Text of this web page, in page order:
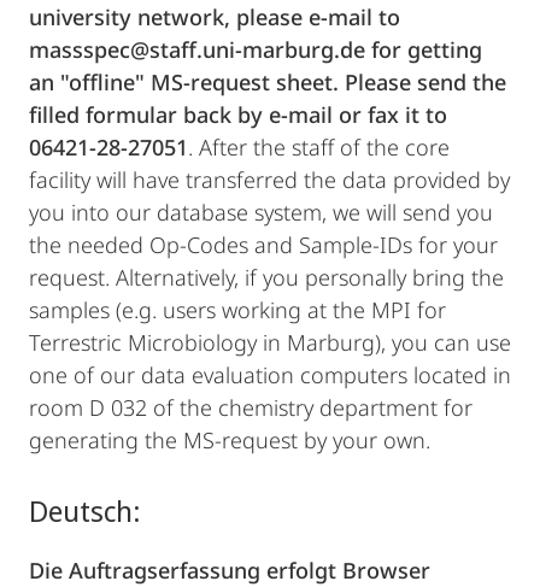
university network, please e-mail to
massspec@staff.uni-marburg.de for getting
an "offline" MS-request sheet. Please send the
filled formular back by e-mail or fax it to
06421-28-27051. After the staff of the core
facility will have transferred the data provided by
you into our database system, we will send you
the needed Op-Codes and Sample-IDs for your
request. Alternatively, if you personally bring the
samples (e.g. users working at the MPI for
Terrestric Microbiology in Marburg), you can use
one of our data evaluation computers located in
room D 032 of the chemistry department for
generating the MS-request by your own.
Deutsch:
Die Auftragserfassung erfolgt Browser